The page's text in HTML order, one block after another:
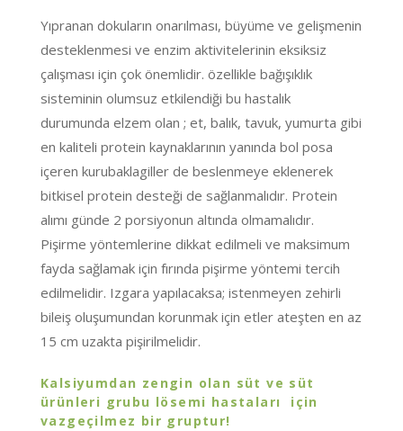
Yıpranan dokuların onarılması, büyüme ve gelişmenin
desteklenmesi ve enzim aktivitelerinin eksiksiz
çalışması için çok önemlidir. özellikle bağışıklık
sisteminin olumsuz etkilendiği bu hastalık
durumunda elzem olan ; et, balık, tavuk, yumurta gibi
en kaliteli protein kaynaklarının yanında bol posa
içeren kurubaklagiller de beslenmeye eklenerek
bitkisel protein desteği de sağlanmalıdır. Protein
alımı günde 2 porsiyonun altında olmamalıdır.
Pişirme yöntemlerine dikkat edilmeli ve maksimum
fayda sağlamak için fırında pişirme yöntemi tercih
edilmelidir. Izgara yapılacaksa; istenmeyen zehirli
bileiş oluşumundan korunmak için etler ateşten en az
15 cm uzakta pişirilmelidir.
Kalsiyumdan zengin olan süt ve süt
ürünleri grubu lösemi hastaları için
vazgeçilmez bir gruptur!